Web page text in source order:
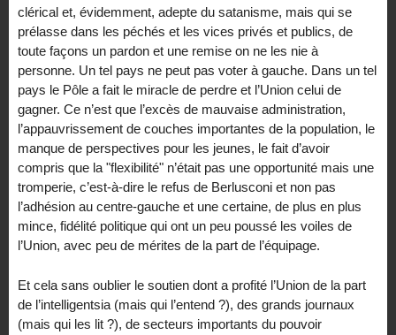
clérical et, évidemment, adepte du satanisme, mais qui se
prélasse dans les péchés et les vices privés et publics, de
toute façons un pardon et une remise on ne les nie à
personne. Un tel pays ne peut pas voter à gauche. Dans un tel
pays le Pôle a fait le miracle de perdre et l’Union celui de
gagner. Ce n’est que l’excès de mauvaise administration,
l’appauvrissement de couches importantes de la population, le
manque de perspectives pour les jeunes, le fait d’avoir
compris que la "flexibilité" n’était pas une opportunité mais une
tromperie, c’est-à-dire le refus de Berlusconi et non pas
l’adhésion au centre-gauche et une certaine, de plus en plus
mince, fidélité politique qui ont un peu poussé les voiles de
l’Union, avec peu de mérites de la part de l’équipage.
Et cela sans oublier le soutien dont a profité l’Union de la part
de l’intelligentsia (mais qui l’entend ?), des grands journaux
(mais qui les lit ?), de secteurs importants du pouvoir